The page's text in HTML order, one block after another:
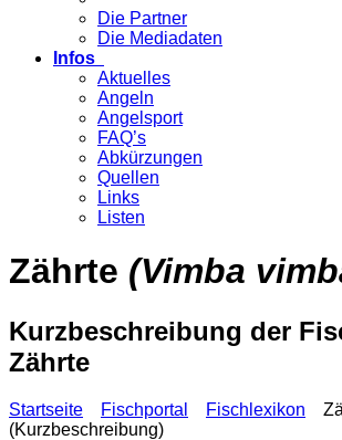
Die Partner
Die Mediadaten
Infos
Aktuelles
Angeln
Angelsport
FAQ’s
Abkürzungen
Quellen
Links
Listen
Zährte (Vimba
Kurzbeschreibung der
Zährte
Startseite Fischportal Fischlexikon
(Kurzbeschreibung)